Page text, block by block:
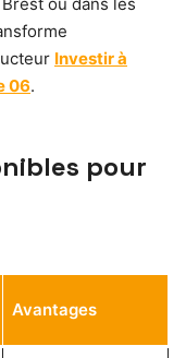
Investir à
06.
pour
Avantages